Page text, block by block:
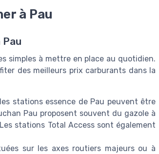
à Pau
simples à mettre en place au quotidien.
des meilleurs prix carburants dans la
stations essence de Pau peuvent être
Pau proposent souvent du gazole à
stations Total Access sont également
sur les axes routiers majeurs ou à